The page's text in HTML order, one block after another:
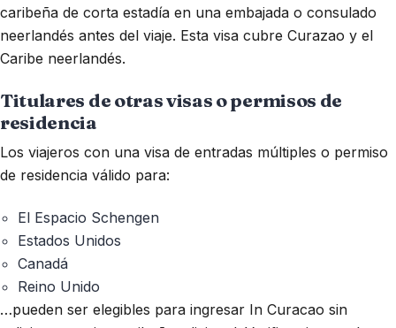
caribeña de corta estadía en una embajada o consulado
neerlandés antes del viaje. Esta visa cubre Curazao y el
Caribe neerlandés.
Titulares de otras visas o permisos de
residencia
Los viajeros con una visa de entradas múltiples o permiso
de residencia válido para:
El Espacio Schengen
Estados Unidos
Canadá
Reino Unido
…pueden ser elegibles para ingresar In Curacao sin